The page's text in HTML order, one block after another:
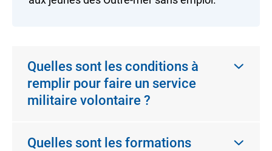
Quelles sont les conditions à
remplir pour faire un service
militaire volontaire ?
Quelles sont les formations